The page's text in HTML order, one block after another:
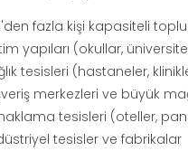
fazla kişi kapasiteli
yapıları (okullar,
tesisleri (hastaneler,
merkezleri ve büyük
tesisleri (oteller,
tesisler ve fabrikalar